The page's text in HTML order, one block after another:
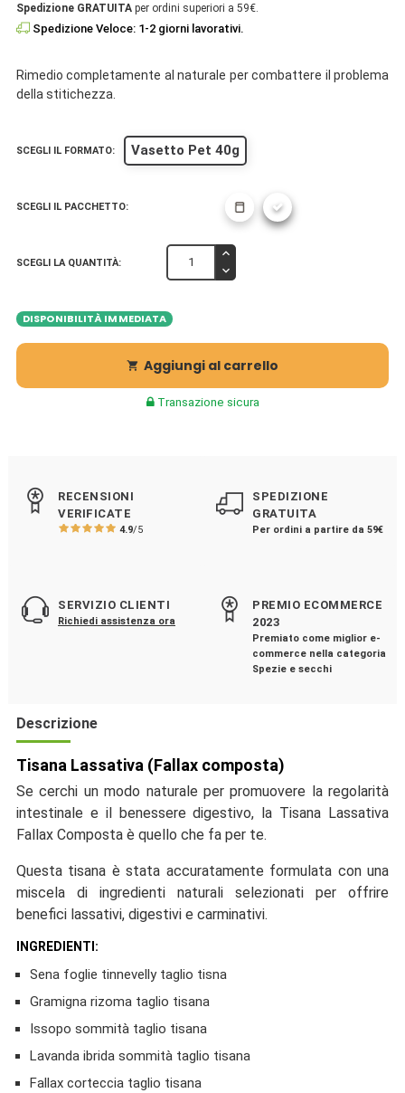
Spedizione GRATUITA per ordini superiori a 59€.
Spedizione Veloce: 1-2 giorni lavorativi.
Rimedio completamente al naturale per combattere il problema
della stitichezza.
SCEGLI IL FORMATO: Vasetto Pet 40g
SCEGLI IL PACCHETTO:
SCEGLI LA QUANTITÀ:
DISPONIBILITÀ IMMEDIATA
 Aggiungi al carrello
Transazione sicura
RECENSIONI
VERIFICATE
4.9/5
SPEDIZIONE
GRATUITA
Per ordini a partire da 59€
SERVIZIO CLIENTI
Richiedi assistenza ora
PREMIO ECOMMERCE
2023
Premiato come miglior e-
commerce nella categoria
Spezie e secchi
Descrizione
Tisana Lassativa (Fallax composta)
Se cerchi un modo naturale per promuovere la regolarità
intestinale e il benessere digestivo, la Tisana Lassativa
Fallax Composta è quello che fa per te.
Questa tisana è stata accuratamente formulata con una
miscela di ingredienti naturali selezionati per offrire
benefici lassativi, digestivi e carminativi.
INGREDIENTI:
Sena foglie tinnevelly taglio tisna
Gramigna rizoma taglio tisana
Issopo sommità taglio tisana
Lavanda ibrida sommità taglio tisana
Fallax corteccia taglio tisana